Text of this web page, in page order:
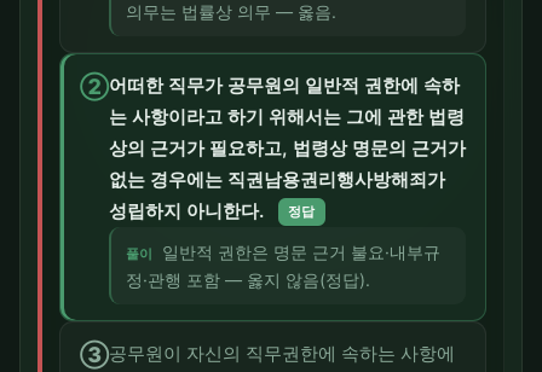
의무는 법률상 의무 — 옳음.
②어떠한 직무가 공무원의 일반적 권한에 속하
는 사항이라고 하기 위해서는 그에 관한 법령
상의 근거가 필요하고, 법령상 명문의 근거가
없는 경우에는 직권남용권리행사방해죄가
성립하지 아니한다.
정답
풀이
일반적 권한은 명문 근거 불요·내부규
정·관행 포함 — 옳지 않음(정답).
③공무원이 자신의 직무권한에 속하는 사항에